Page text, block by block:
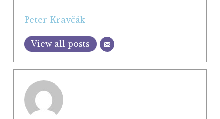
Peter Kravčák
View all posts